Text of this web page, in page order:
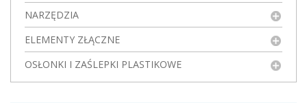
NARZĘDZIA
ELEMENTY ZŁĄCZNE
OSŁONKI I ZAŚLEPKI PLASTIKOWE